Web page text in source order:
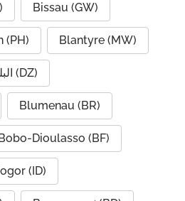
Bissau (GW)
(PH) Blantyre (MW)
Blida, ⵍⴻⴱⵍⵉⴸⴰ البليدة (DZ)
Blumenau (BR)
Dioulasso (BF)
(ID)